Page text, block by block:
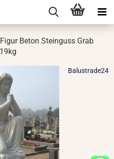
Beton Stein­guss Grab
Balustrade24